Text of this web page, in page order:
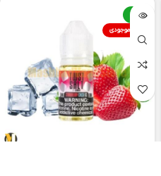
-8%
اتمام موجودی